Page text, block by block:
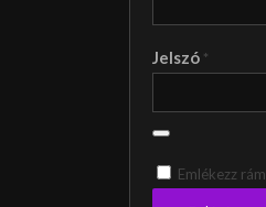
Jelszó *
Emlékezz rám